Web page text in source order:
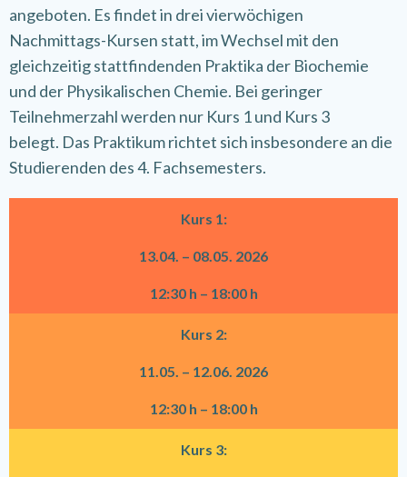
angeboten. Es findet in drei vierwöchigen
Nachmittags-Kursen statt, im Wechsel mit den
gleichzeitig stattfindenden Praktika der Biochemie
und der Physikalischen Chemie. Bei geringer
Teilnehmerzahl werden nur Kurs 1 und Kurs 3
belegt. Das Praktikum richtet sich insbesondere an die
Studierenden des 4. Fachsemesters.
Kurs 1:
13.04. – 08.05. 2026
12:30 h – 18:00 h
Kurs 2:
11.05. – 12.06. 2026
12:30 h – 18:00 h
Kurs 3: